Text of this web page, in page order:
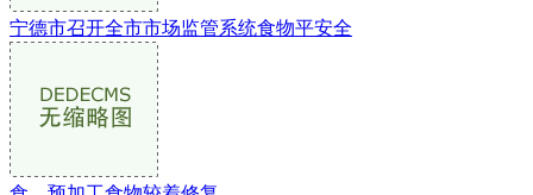
宁德市召开全市市场监管系统食物平安全